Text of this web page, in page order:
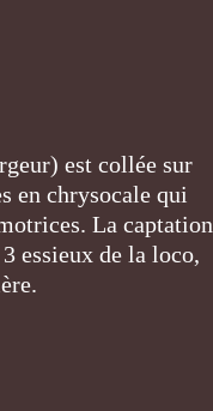
est collée sur
en chrysocale qui
La captation
essieux de la loco,